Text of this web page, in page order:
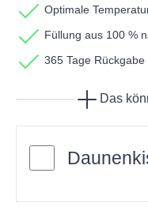
Optimale
Füllung aus 100 %
365 Tage
Das